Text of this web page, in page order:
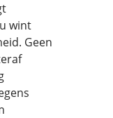
wint
Geen